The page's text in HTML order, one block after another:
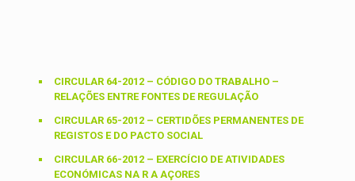
CIRCULAR 64-2012 – CÓDIGO DO TRABALHO –
RELAÇÕES ENTRE FONTES DE REGULAÇÃO
CIRCULAR 65-2012 – CERTIDÕES PERMANENTES DE
REGISTOS E DO PACTO SOCIAL
CIRCULAR 66-2012 – EXERCÍCIO DE ATIVIDADES
ECONÓMICAS NA R A AÇORES